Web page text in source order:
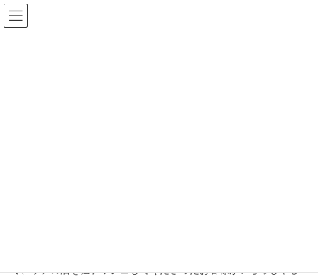
コ
ン
ナ
ビ
て、ウチの店を猛プッシュしてくださったお客様がいらっしゃる